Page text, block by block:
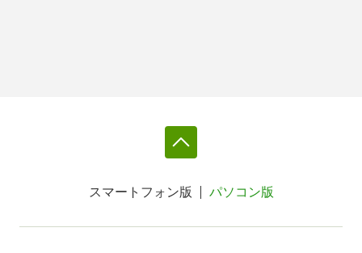
スマートフォン版 パソコン版